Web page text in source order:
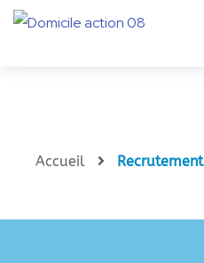
Accueil Recrutement